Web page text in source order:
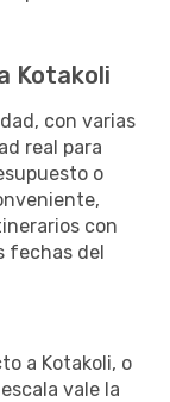
Kotakoli
con varias
real para
o
con
fechas del
a Kotakoli, o
vale la